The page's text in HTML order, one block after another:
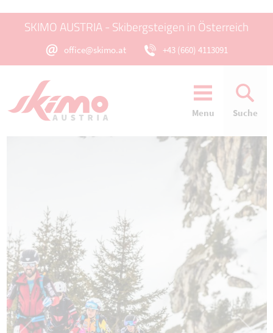
SKIMO AUSTRIA - Skibergsteigen in Österreich
office@skimo.at +43 (660) 4113091
Menu Suche